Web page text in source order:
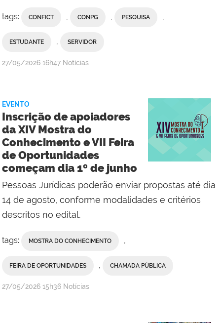
tags: CONFICT , CONPG , PESQUISA ,
ESTUDANTE , SERVIDOR
por
Social
da
Reitoria
publicado
27/05/2026 16h47 Notícias
EVENTO
Inscrição de apoiadores
da XIV Mostra do
Conhecimento e VII Feira
de Oportunidades
começam dia 1º de junho
Pessoas Jurídicas poderão enviar propostas até dia
14 de agosto, conforme modalidades e critérios
descritos no edital.
tags: MOSTRA DO CONHECIMENTO
FEIRA DE OPORTUNIDADES CHAMADA PÚBLICA
por
publicado
27/05/2026 15h36 Notícias